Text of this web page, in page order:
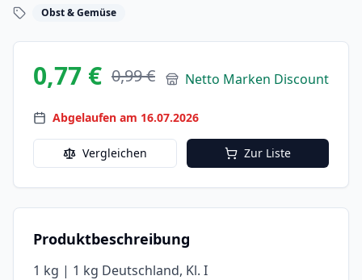
Obst & Gemüse
0,77 € 0,99 € Netto Marken Discount
Abgelaufen am 16.07.2026
Vergleichen Zur Liste
Produktbeschreibung
1 kg | 1 kg Deutschland, Kl. I